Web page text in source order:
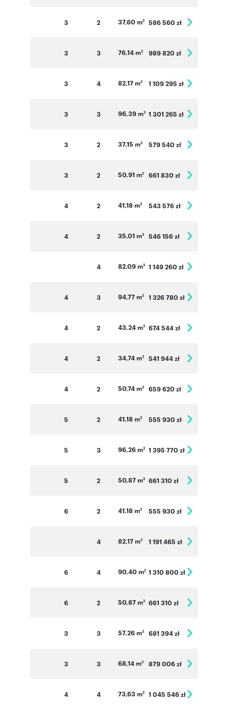
3 2 37,60 m2 586 560 zł
3 3 76,14 m2 989 820 zł
3 4 82,17 m2 1 109 295 zł
3 3 96,39 m2 1 301 265 zł
3 2 37,15 m2 579 540 zł
3 2 50,91 m2 661 830 zł
4 2 41,18 m2 543 576 zł
4 2 35,01 m2 546 156 zł
4 82,09 m2 1 149 260 zł
4 3 94,77 m2 1 326 780 zł
4 2 43,24 m2 674 544 zł
4 2 34,74 m2 541 944 zł
4 2 50,74 m2 659 620 zł
5 2 41,18 m2 555 930 zł
5 3 96,26 m2 1 395 770 zł
5 2 50,87 m2 661 310 zł
6 2 41,18 m2 555 930 zł
4 82,17 m2 1 191 465 zł
6 4 90,40 m2 1 310 800 zł
6 2 50,87 m2 661 310 zł
3 3 57,26 m2 681 394 zł
3 3 68,14 m2 879 006 zł
4 4 73,63 m2 1 045 546 zł